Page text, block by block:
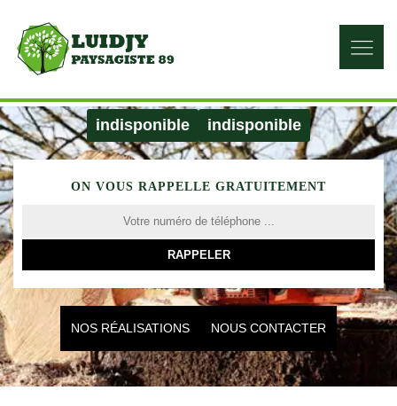
indisponible indisponible
ON VOUS RAPPELLE GRATUITEMENT
NOS RÉALISATIONS NOUS CONTACTER